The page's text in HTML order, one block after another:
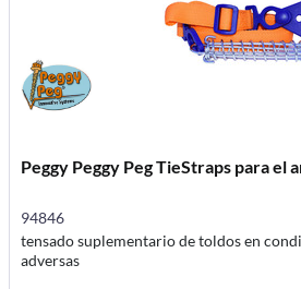
Peggy Peggy Peg TieStraps para el
94846
tensado suplementario de toldos en
adversas